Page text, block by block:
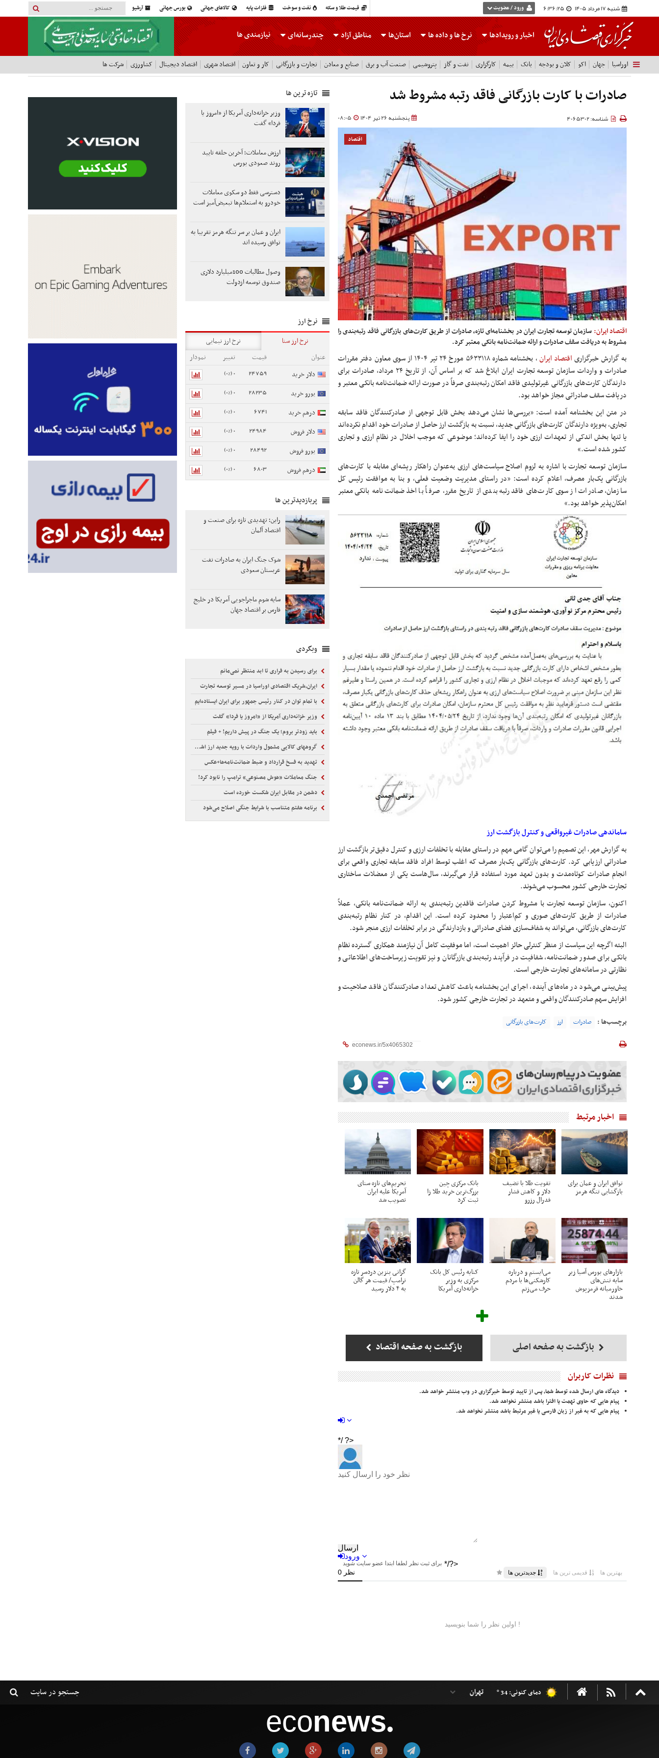
قیمت طلا و سکه نفت و سوخت فلزات پایه کالاهای جهانی بورس جهانی آرشیو شنبه 17 مرداد 1405 6:36:26 ورود / عضویت
اخبار و رویدادها نرخ هاو داده ها استان‌ها مناطق آزاد چندرسانه‌ای نیازمندی ها
اوراسیا جهان اکو کلان و بودجه بانک بیمه کارگزاری نفت و گاز پتروشیمی صنعت آب و برق صنایع و معادن تجارت و بازرگانی کار و تعاون اقتصاد شهری اقتصاد دیجیتال کشاورزی شرکت ها
صادرات با کارت بازرگانی فاقد رتبه مشروط شد
پنجشنبه 26 تیر 1404 08:05 شناسه: 4065302
اقتصاد
اقتصاد ایران: سازمان توسعه تجارت ایران در بخشنامه‌ای تازه، صادرات از طریق کارت‌های بازرگانی فاقد رتبه‌بندی را
مشروط به دریافت سقف صادرات و ارائه ضمانت‌نامه بانکی معتبر کرد.
به گزارش خبرگزاریاقتصاد ایران
، بخشنامه شماره ۵۶۳۳۱۱۸ مورخ ۲۴ تیر ۱۴۰۴ از سوی معاون دفتر مقررات
صادرات و واردات سازمان توسعه تجارت ایران ابلاغ شد که بر اساس آن، از تاریخ ۲۴ مرداد، صادرات برای
دارندگان کارت‌های بازرگانیغیرتولیدیفاقد امکان رتبه‌بندی صرفاً در صورت ارائه ضمانت‌نامه بانکی معتبر و
دریافت سقف صادراتی مجاز خواهد بود.
در متن این بخشنامه آمده است: «بررسی‌ها نشان می‌دهد بخش قابل توجهی از صادرکنندگان فاقد سابقه
تجاری، به‌ویژه دارندگان کارت‌های بازرگانی جدید، نسبت به بازگشت ارز حاصل از صادرات خود اقدام نکرده‌اند
یا تنها بخش اندکی از تعهدات ارزی خود را ایفا کرده‌اند؛ موضوعی که موجب اخلال در نظام ارزی و تجاری
کشور شده است.»
سازمان توسعه تجارت با اشاره به لزوم اصلاح سیاست‌های ارزی به‌عنوان راهکار ریشه‌ای مقابله با کارت‌های
بازرگانی یک‌بار مصرف، اعلام کرده است: «در راستای مدیریت وضعیت فعلی، و بنا به موافقت رئیس کل
سازمان، صادرات از سوی کارت‌های فاقد رتبه‌بندی از تاریخ مقرر، صرفاً با اخذ ضمانت‌نامه بانکی معتبر
امکان‌پذیر خواهد بود.»
ساماندهی صادرات غیرواقعی و کنترل بازگشت ارز
به گزارش مهر، این تصمیم را می‌توان گامی مهم در راستای مقابله با تخلفات ارزی و کنترل دقیق‌تر بازگشت ارز
صادراتی ارزیابی کرد. کارت‌های بازرگانی یک‌بار مصرف که اغلب توسط افراد فاقد سابقه تجاری واقعی برای
انجام صادرات کوتاه‌مدت و بدون تعهد مورد استفاده قرار می‌گیرند، سال‌هاست یکی از معضلات ساختاری
تجارت خارجی کشور محسوب می‌شوند.
اکنون، سازمان توسعه تجارت با مشروط کردن صادرات فاقدینرتبه‌بندی به ارائه ضمانت‌نامه بانکی، عملاً
صادرات از طریق کارت‌هایصوری و کم‌اعتبار را محدود کرده است. این اقدام، در کنار نظام رتبه‌بندی
کارت‌های بازرگانی، می‌تواند به شفاف‌سازی فضای صادراتی و بازدارندگی در برابر تخلفات ارزی منجر شود.
البته اگرچه این سیاست از منظر کنترلی حائز اهمیت است، اما موفقیت کامل آن نیازمند همکاری گسترده نظام
بانکی برای صدور ضمانت‌نامه، شفافیت در فرآیند رتبه‌بندی بازرگانان و نیز تقویت زیرساخت‌های اطلاعاتی و
نظارتی در سامانه‌های تجارت خارجی است.
پیش‌بینی می‌شود در ماه‌های آینده، اجرای این بخشنامه باعث کاهش تعداد صادرکنندگان فاقد صلاحیت و
افزایش سهم صادرکنندگان واقعی و متعهد در تجارت خارجی کشور شود.
برچسب‌ها : صادرات ارز کارت‌های بازرگانی
اخبار مرتبط
توافق ایران و عمان برای
بازگشایی تنگه هرمز
تقویت طلا با تضیف
دلار و کاهش فشار
فدرال رزرو
بانک مرکزی چین
بزرگ‌ترین خرید طلا زا
ثبت کرد
تحریم‌های تازه سنای
آمریکا علیه ایران
تصویب شد
بازارهای بورس آسیا زیر
سایه تنش‌های
خاورمیانه قرمزپوش
شدند
می‌ایستم و درباره
کارشکنی‌ها با مردم
حرف می‌زنم
کنایه رئیس کل بانک
مرکزی به وزیر
خزانه‌داری آمریکا
گرانی بنزین دردسر تازه
ترامپ/ قیمت هر گالن
به ۴ دلار رسید
بازگشت به صفحه اصلی بازگشت به صفحه اقتصاد
نظرات کاربران
دیدگاه های ارسال شده توسط شما، پس از تایید توسط خبرگزاری در وب منتشر خواهد شد.
پیام هایی که حاوی تهمت یا افترا باشد منتشر نخواهد شد.
پیام هایی که به غیر از زبان فارسی یا غیر مرتبط باشد منتشر نخواهد شد.
تازه ترین ها
وزیر خزانه‌داری آمریکا از «امروز یا
فردا» گفت
ارزش معاملات؛ آخرین حلقه تایید
روند صعودی بورس
دسترسی فقط دو سکوی معاملات
خودرو به استعلام‌ها تبعیض‌آمیز است
ایران و عمان بر سر تنگه هرمز تقریبا به
توافق رسیده اند
وصول مطالبات 100میلیارد دلاری
صندوق توسعه ازدولت
نرخ ارز
نرخ ارز سنا
نرخ ارز نیمایی
عنوان
قیمت تغییر
نمودار
دلار خرید
24759
0 (0%)
یورو خرید 28235
0 (0%)
درهم خرید 6741
0 (0%)
دلار فروش 24984
0 (0%)
یورو فروش 28492
0 (0%)
درهم فروش 6803
0 (0%)
پربازدیدترین ها
راین؛ تهدیدی تازه برای صنعت و
اقتصاد آلمان
شوک جنگ ایران به صادرات نفت
عربستان سعودی
سایه شوم ماجراجویی آمریکا در خلیج
فارس بر اقتصاد جهان
وبگردی
برای رسیدن به فراری تا ابد منتظر نمی‌مانم
ایران،شریک اقتصادی اوراسیا در مسیر توسعه تجارت
با تمام توان در کنار رئیس جمهور برای ایران ایستاده‌ایم
وزیر خزانه‌داری آمریکا از «امروز یا فردا» گفت
باید زودتر بروم؛ یک جنگ در پیش داریم! + فیلم
گروههای کالایی مشمول واردات با رویه جدید ارز اشخاص
تهدید به فسخ قرارداد و ضبط ضمانت‌نامه‌ها+عکس
جنگ معاملات «هوش مصنوعی» ترامپ را نابود کرد!
دشمن در مقابل ایران شکست خورده است
برنامه هفتم متناسب با شرایط جنگی اصلاح می‌شود
دمای کنونی: 34 °
econews●